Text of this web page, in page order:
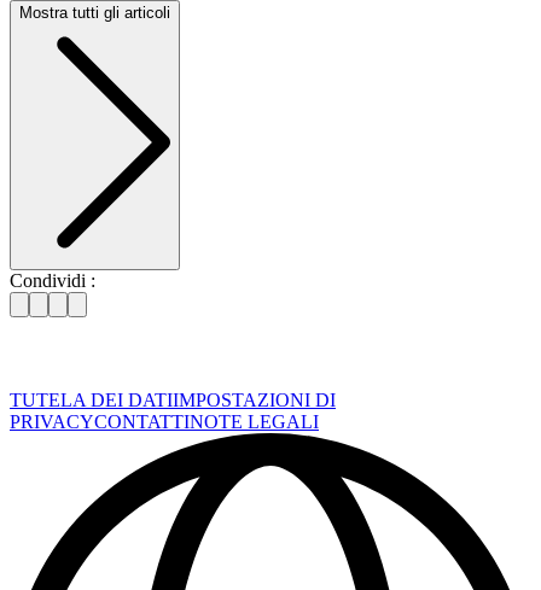
Mostra tutti gli articoli
Condividi :
TUTELA DEI DATIIMPOSTAZIONI DI
PRIVACYCONTATTINOTE LEGALI